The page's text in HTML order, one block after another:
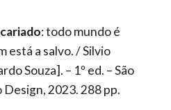
: todo mundo é
está a salvo. / Silvio
Souza]. – 1º ed. – São
Design, 2023. 288 pp.